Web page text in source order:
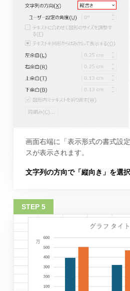
画面右端に「表示形式の書式設
スが表示されます。
文字列の方向で「縦向き」を選択